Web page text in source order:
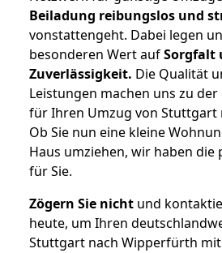
Beiladung reibungslos und
vonstattengeht. Dabei legen
besonderen Wert aufSorgfalt
Zuverlässigkeit. Die Qualität
Leistungen machen uns zu
für Ihren Umzug von Stuttgart
Ob Sie nun eine kleine
Haus umziehen, wir haben die
für Sie.
Zögern Sie nicht und
heute, um Ihren
Stuttgart nach Wipperfürth